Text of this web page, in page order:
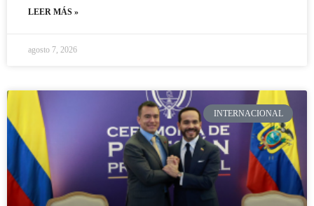
LEER MÁS »
agosto 7, 2026
INTERNACIONAL